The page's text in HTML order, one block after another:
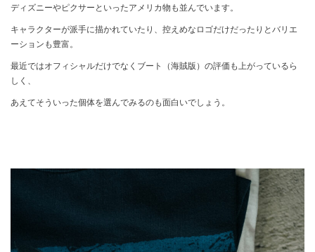
ディズニーやピクサーといったアメリカ物も並んでいます。
キャラクターが派手に描かれていたり、控えめなロゴだけだったりとバリエ
ーションも豊富。
最近ではオフィシャルだけでなくブート（海賊版）の評価も上がっているら
しく、
あえてそういった個体を選んでみるのも面白いでしょう。